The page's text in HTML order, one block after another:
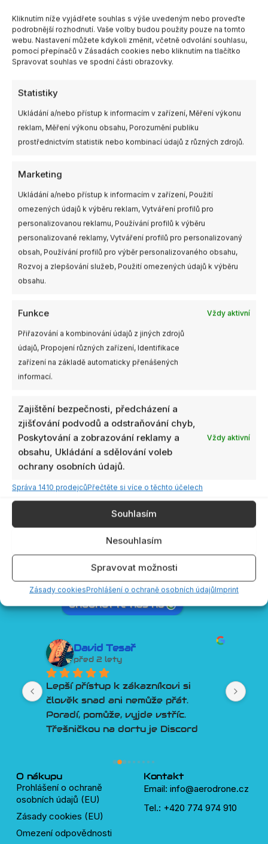
Kliknutím níže vyjádřete souhlas s výše uvedeným nebo proveďte
podrobnější rozhodnutí. Vaše volby budou použity pouze na tomto
webu. Nastavení můžete kdykoli změnit, včetně odvolání souhlasu,
pomocí přepínačů v Zásadách cookies nebo kliknutím na tlačítko
Spravovat souhlas ve spodní části obrazovky.
Statistiky
Ukládání a/nebo přístup k informacím v zařízení, Měření výkonu
reklam, Měření výkonu obsahu, Porozumění publiku
prostřednictvím statistik nebo kombinací údajů z různých zdrojů.
Marketing
Ukládání a/nebo přístup k informacím v zařízení, Použití
omezených údajů k výběru reklam, Vytváření profilů pro
personalizovanou reklamu, Používání profilů k výběru
personalizované reklamy, Vytváření profilů pro personalizovaný
obsah, Používání profilů pro výběr personalizovaného obsahu,
Rozvoj a zlepšování služeb, Použití omezených údajů k výběru
obsahu.
Funkce Vždy aktivní
Přiřazování a kombinování údajů z jiných zdrojů
údajů, Propojení různých zařízení, Identifikace
zařízení na základě automaticky přenášených
informací.
Zajištění bezpečnosti, předcházení a
zjišťování podvodů a odstraňování chyb,
Poskytování a zobrazování reklamy a
obsahu, Ukládání a sdělování voleb
ochrany osobních údajů.
Vždy aktivní
Správa 1410 prodejcůPřečtěte si více o těchto účelech
Souhlasím
Nesouhlasím
Spravovat možnosti
Zásady cookiesProhlášení o ochraně osobních údajůImprint
Není skladem
Radiomaster Ranger
Module
1159,00Kč s DPH
1ks skladem
1190,00Kč s DPH
Není skladem
Radiomaster Nomad
ExpressLRS
dvoupásmový 2x1W
Gemini Xrossband
1250,00Kč s DPH
NENÍ SKLADEM
AERODRONE.CZ
Na základě 54 recenzí
powered byGoogle
ohodnoťte nás na
David Tesař
před 2 lety
Lepší přístup k zákazníkovi si
člověk snad ani nemůže přát.
Poradí, pomůže, vyjde vstříc.
Třešničkou na dortu je Discord
lidí, kteří pomůžou s čímkoliv okolo
dronů.
O nákupu
Prohlášení o ochraně
osobních údajů (EU)
Zásady cookies (EU)
Omezení odpovědnosti
Kontakt
Email: info@aerodrone.cz
Tel.: +420 774 974 910